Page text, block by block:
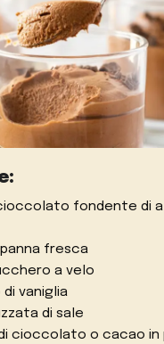
fondente di
panna fresca
a velo
vaniglia
di sale
cioccolato o cacao in